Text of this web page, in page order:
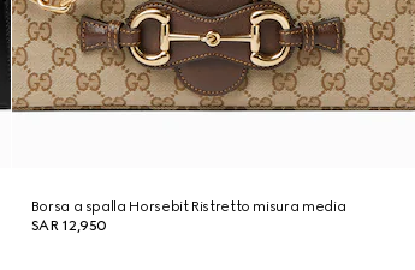
Borsa a spalla Horsebit Ristretto misura media
SAR 12,950